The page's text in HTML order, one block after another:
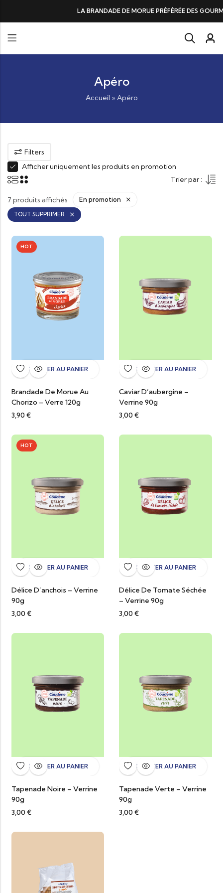
LA BRANDADE DE MORUE PRÉFÉRÉE DES GOURMANDS, N°1 DANS
Apéro
Accueil » Apéro
Filters
Afficher uniquement les produits en promotion
Trier par :
7 produits affichés En promotion
TOUT SUPPRIMER
HOT
AJOUTER AU PANIER
Brandade De Morue Au
Chorizo – Verre 120g
3,90 €
AJOUTER AU PANIER
Caviar D’aubergine –
Verrine 90g
3,00 €
HOT
AJOUTER AU PANIER
Délice D’anchois – Verrine
90g
3,00 €
AJOUTER AU PANIER
Délice De Tomate Séchée
– Verrine 90g
3,00 €
AJOUTER AU PANIER
Tapenade Noire – Verrine
90g
3,00 €
AJOUTER AU PANIER
Tapenade Verte – Verrine
90g
3,00 €